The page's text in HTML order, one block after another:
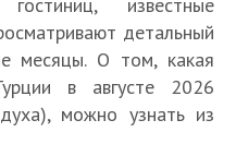
известные
детальный
месяцы. О том, какая
в августе 2026
можно узнать из